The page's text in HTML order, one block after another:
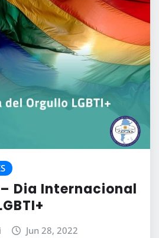
Dia Internacional
Jun 28, 2022